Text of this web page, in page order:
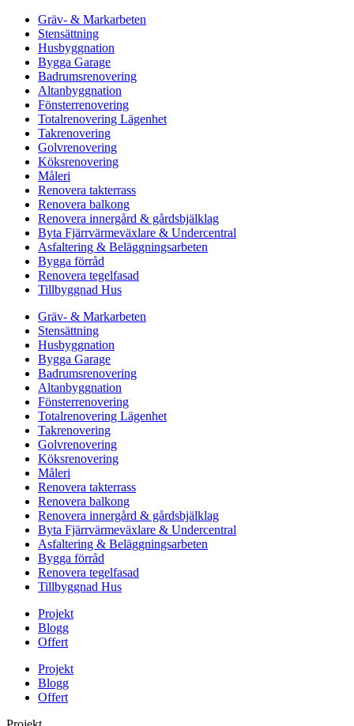
Gräv- & Markarbeten
Stensättning
Husbyggnation
Bygga Garage
Badrumsrenovering
Altanbyggnation
Fönsterrenovering
Totalrenovering Lägenhet
Takrenovering
Golvrenovering
Köksrenovering
Måleri
Renovera takterrass
Renovera balkong
Renovera innergård & gårdsbjälklag
Byta Fjärrvärmeväxlare & Undercentral
Asfaltering & Beläggningsarbeten
Bygga förråd
Renovera tegelfasad
Tillbyggnad Hus
Gräv- & Markarbeten
Stensättning
Husbyggnation
Bygga Garage
Badrumsrenovering
Altanbyggnation
Fönsterrenovering
Totalrenovering Lägenhet
Takrenovering
Golvrenovering
Köksrenovering
Måleri
Renovera takterrass
Renovera balkong
Renovera innergård & gårdsbjälklag
Byta Fjärrvärmeväxlare & Undercentral
Asfaltering & Beläggningsarbeten
Bygga förråd
Renovera tegelfasad
Tillbyggnad Hus
Projekt
Blogg
Offert
Projekt
Blogg
Offert